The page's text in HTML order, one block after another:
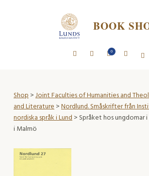
BOOK
0
Shop>Joint Faculties of Humanities and
and Literature>Nordlund. Småskrifter från
nordiska språk i Lund> Språket hos ungdomar
i Malmö